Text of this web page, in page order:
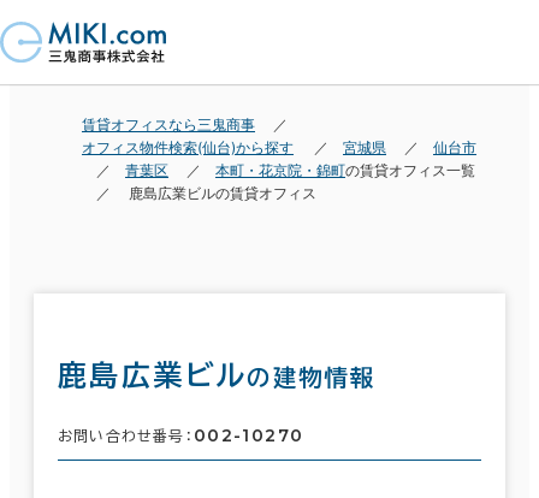
賃貸オフィスなら三鬼商事
オフィス物件検索(仙台)から探す
宮城県
仙台市
青葉区
本町・花京院・錦町の賃貸オフィス一覧
鹿島広業ビルの賃貸オフィス
鹿島広業ビルの建物情報
お問い合わせ番号： 002-10270